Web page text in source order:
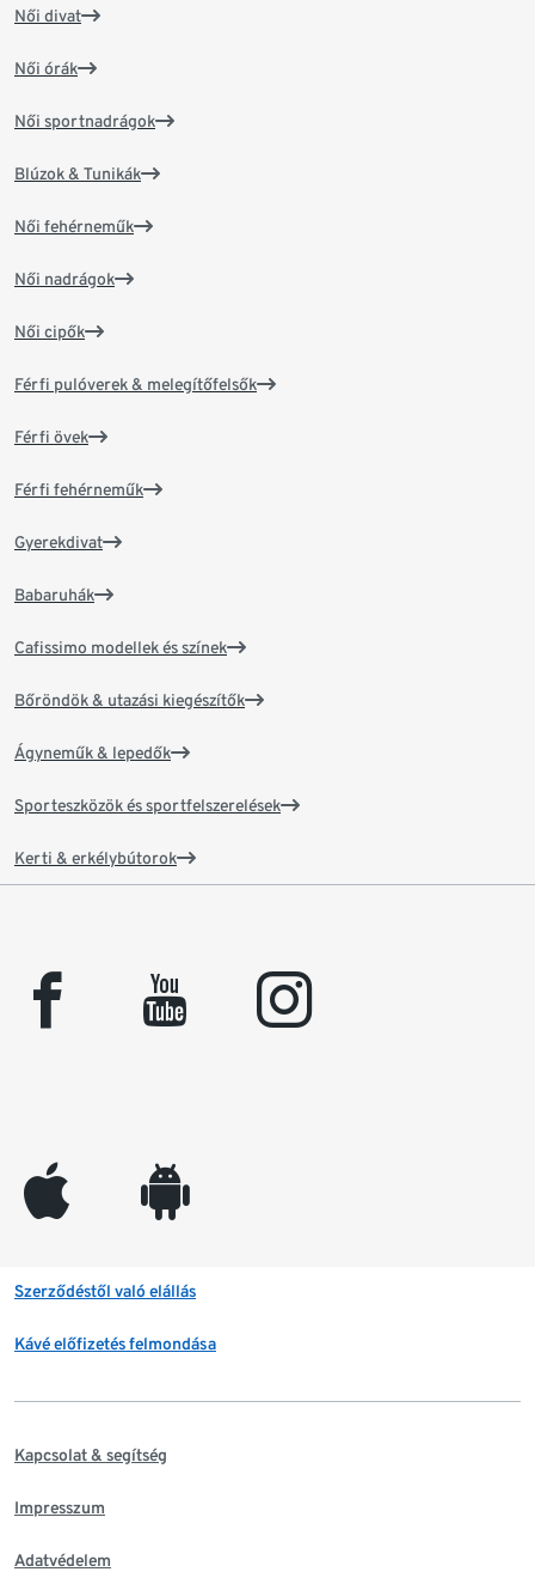
Női divat
Női órák
Női sportnadrágok
Blúzok & Tunikák
Női fehérneműk
Női nadrágok
Női cipők
Férfi pulóverek & melegítőfelsők
Férfi övek
Férfi fehérneműk
Gyerekdivat
Babaruhák
Cafissimo modellek és színek
Bőröndök & utazási kiegészítők
Ágyneműk & lepedők
Sporteszközök és sportfelszerelések
Kerti & erkélybútorok
facebook youtube instagram
appleinc android
Szerződéstől való elállás
Kávé előfizetés felmondása
Kapcsolat & segítség
Impresszum
Adatvédelem